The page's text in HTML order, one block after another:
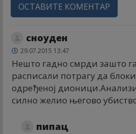
ОСТАВИТЕ КОМЕНТАР
сноуден
29.07.2015 13:47
Нешто гадно смрди зашто
расписали потрагу да
одређеној
силно желио његово
пипац